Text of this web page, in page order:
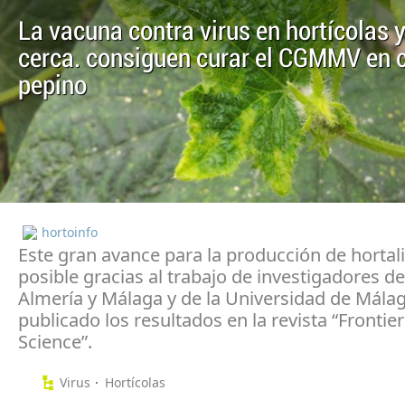
La vacuna contra virus en hortícolas
cerca. consiguen curar el CGMMV en
pepino
hortoinfo
Este gran avance para la producción de
posible gracias al trabajo de investigadores
Almería y Málaga y de la Universidad de
publicado los resultados en la revista
Science”.
Virus
Hortícolas